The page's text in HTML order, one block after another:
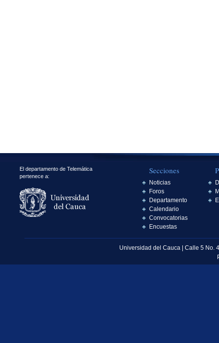
El departamento de Telemática
pertenece a:
Secciones
Noticias
Foros
Departamento
Calendario
Convocatorias
Encuestas
Universidad del Cauca | Calle 5 No.